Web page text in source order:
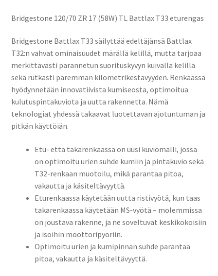
Bridgestone 120/70 ZR 17 (58W) TL Battlax T33 eturengas
Bridgestone Battlax T33 säilyttää edeltäjänsä Battlax
T32:n vahvat ominaisuudet märällä kelillä, mutta tarjoaa
merkittävästi parannetun suorituskyvyn kuivalla kelillä
sekä rutkasti paremman kilometrikestävyyden. Renkaassa
hyödynnetään innovatiivista kumiseosta, optimoitua
kulutuspintakuviota ja uutta rakennetta. Nämä
teknologiat yhdessä takaavat luotettavan ajotuntuman ja
pitkän käyttöiän.
Etu- että takarenkaassa on uusi kuviomalli, jossa
on optimoitu urien suhde kumiin ja pintakuvio sekä
T32-renkaan muotoilu, mikä parantaa pitoa,
vakautta ja käsiteltävyyttä.
Eturenkaassa käytetään uutta ristivyötä, kun taas
takarenkaassa käytetään MS-vyötä – molemmissa
on joustava rakenne, ja ne soveltuvat keskikokoisiin
ja isoihin moottoripyöriin.
Optimoitu urien ja kumipinnan suhde parantaa
pitoa, vakautta ja käsiteltävyyttä.